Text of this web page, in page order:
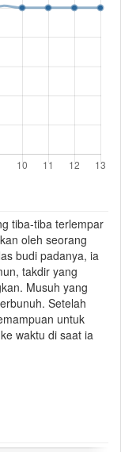
tiba-tiba terlempar
oleh seorang
budi padanya, ia
takdir yang
Musuh yang
Setelah
untuk
waktu di saat ia